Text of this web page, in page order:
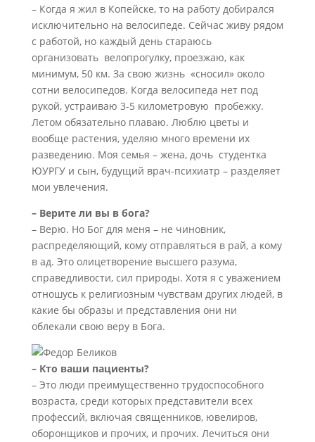
– Когда я жил в Копейске, то на работу добирался
исключительно на велосипеде. Сейчас живу рядом
с работой, но каждый день стараюсь
организовать велопрогулку, проезжаю, как
минимум, 50 км. За свою жизнь «сносил» около
сотни велосипедов. Когда велосипеда нет под
рукой, устраиваю 3-5 километровую пробежку.
Летом обязательно плаваю. Люблю цветы и
вообще растения, уделяю много времени их
разведению. Моя семья – жена, дочь студентка
ЮУРГУ и сын, будущий врач-психиатр – разделяет
мои увлечения.
– Верите ли вы в бога?
– Верю. Но Бог для меня – не чиновник,
распределяющий, кому отправляться в рай, а кому
в ад. Это олицетворение высшего разума,
справедливости, сил природы. Хотя я с уважением
отношусь к религиозным чувствам других людей, в
какие бы образы и представления они ни
облекали свою веру в Бога.
– Кто ваши пациенты?
– Это люди преимущественно трудоспособного
возраста, среди которых представители всех
профессий, включая священников, ювелиров,
оборонщиков и прочих, и прочих. Лечиться они